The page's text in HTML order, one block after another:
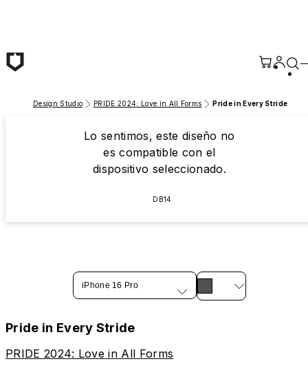
Design Studio PRIDE 2024: Love in All Forms Pride in Every Stride
Lo sentimos, este diseño no
es compatible con el
dispositivo seleccionado.
DB14
iPhone 16 Pro
Pride in Every Stride
PRIDE 2024: Love in All Forms